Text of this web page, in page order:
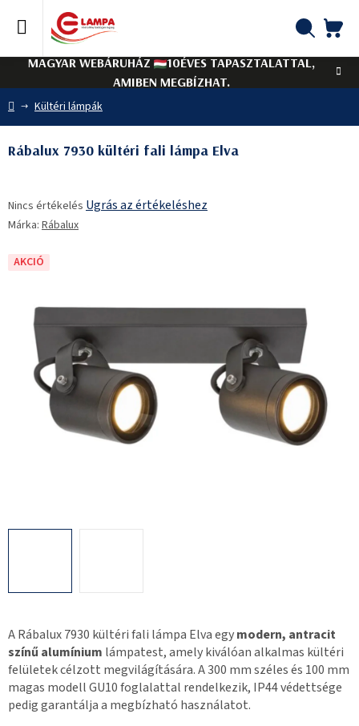
tartalomhoz
MAGYAR WEBÁRUHÁZ
10ÉVES TAPASZTALATTAL,
AMIBEN MEGBÍZHAT.
Kezdőlap
Kültéri lámpák
A Rábalux 7930 kültéri fali lámpa Elva egymodern, antracit
színű alumínium lámpatest, amely kiválóan alkalmas kültéri
felületek célzott megvilágítására. A 300 mm széles és 100 mm
magas modell GU10 foglalattal rendelkezik, IP44 védettsége
pedig garantálja a megbízható használatot.
Rábalux 7930 kültéri fali lámpa Elva
termék
átlagos
5-
csillag.
Nincs értékelés Ugrás az értékeléshez
Márka: Rábalux
AKCIÓ